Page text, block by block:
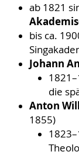
ab 1821
bis ca.
Johann
die
Anton